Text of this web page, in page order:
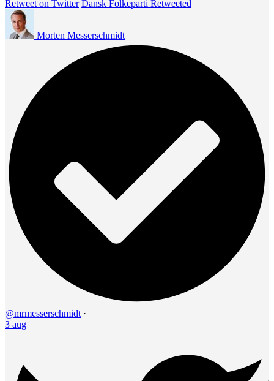
Retweet on Twitter Dansk Folkeparti Retweeted
Morten Messerschmidt
@mrmesserschmidt ·
3 aug